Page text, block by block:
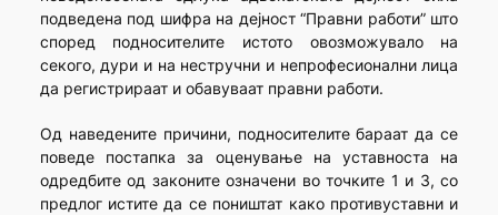
подведена под шифра на дејност “Правни работи” што
според подносителите истото овозможувало на
секого, дури и на нестручни и непрофесионални лица
да регистрираат и обавуваат правни работи.
Од наведените причини, подносителите бараат да се
поведе постапка за оценување на уставноста на
одредбите од законите означени во точките 1 и 3, со
предлог истите да се поништат како противуставни и